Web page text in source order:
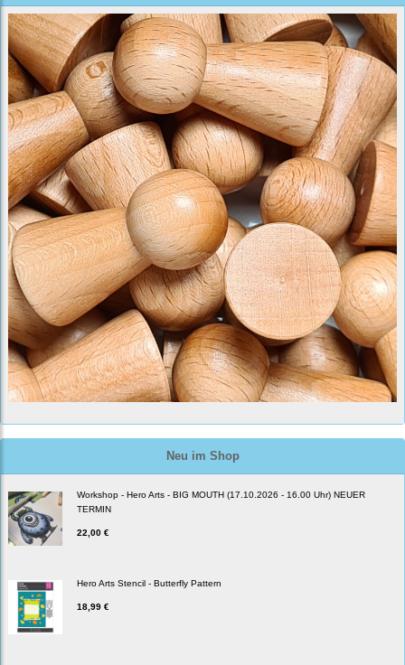
Neu im Shop
Workshop - Hero Arts - BIG MOUTH (17.10.2026 - 16.00 Uhr) NEUER
TERMIN
22,00 €
Hero Arts Stencil - Butterfly Pattern
18,99 €